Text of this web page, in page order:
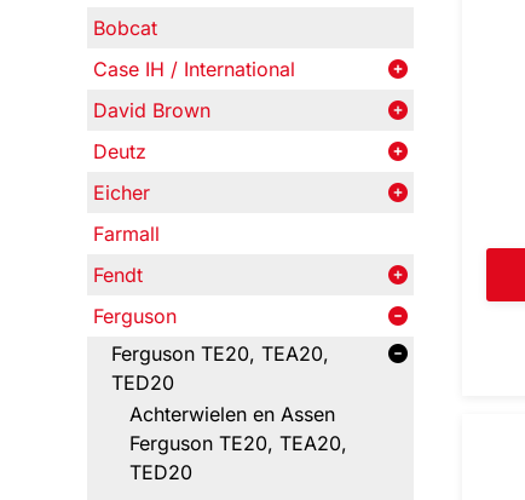
Bobcat
Case IH / International
David Brown
Deutz
Eicher
Farmall
Fendt
Ferguson
Ferguson TE20, TEA20,
TED20
Achterwielen en Assen
Ferguson TE20, TEA20,
TED20